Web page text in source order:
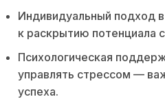
Индивидуальный подход
к раскрытию потенциала
Психологическая
управлять стрессом —
успеха.